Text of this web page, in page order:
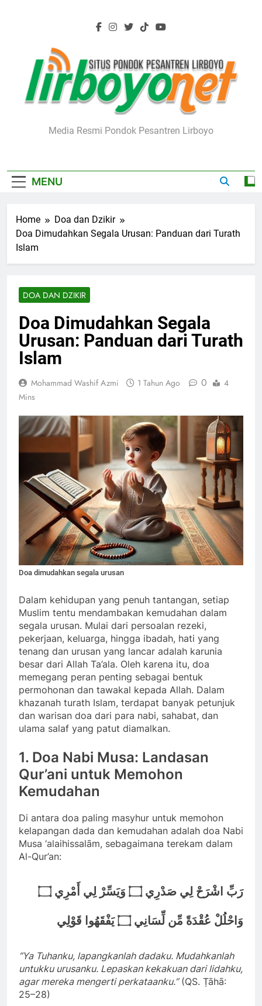
Lirboyo.net
Media Resmi Pondok Pesantren Lirboyo
MENU
Home
Doa dan Dzikir
Doa Dimudahkan Segala Urusan: Panduan dari Turath
Islam
DOA DAN DZIKIR
Doa Dimudahkan Segala
Urusan: Panduan dari Turath
Islam
Mohammad Washif Azmi 1 Tahun Ago 0
4
Mins
Doa dimudahkan segala urusan
Dalam kehidupan yang penuh tantangan, setiap
Muslim tentu mendambakan kemudahan dalam
segala urusan. Mulai dari persoalan rezeki,
pekerjaan, keluarga, hingga ibadah, hati yang
tenang dan urusan yang lancar adalah karunia
besar dari Allah Ta’ala. Oleh karena itu, doa
memegang peran penting sebagai bentuk
permohonan dan tawakal kepada Allah. Dalam
khazanah turath Islam, terdapat banyak petunjuk
dan warisan doa dari para nabi, sahabat, dan
ulama salaf yang patut diamalkan.
1. Doa Nabi Musa: Landasan
Qur’ani untuk Memohon
Kemudahan
Di antara doa paling masyhur untuk memohon
kelapangan dada dan kemudahan adalah doa Nabi
Musa ‘alaihissalām, sebagaimana terekam dalam
Al-Qur’an:
رَبِّ اشْرَحْ لِي صَدْرِي ۝ وَيَسِّرْ لِي أَمْرِي ۝
وَاحْلُلْ عُقْدَةً مِّن لِّسَانِي ۝ يَفْقَهُوا قَوْلِي
“Ya Tuhanku, lapangkanlah dadaku. Mudahkanlah
untukku urusanku. Lepaskan kekakuan dari lidahku,
agar mereka mengerti perkataanku.”(QS. Ṭāhā:
25–28)